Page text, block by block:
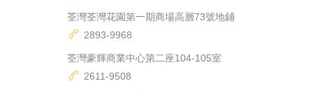
荃灣荃灣花園第一期商場高層73號地鋪
2893-9968
荃灣豪輝商業中心第二座104-105室
2611-9508